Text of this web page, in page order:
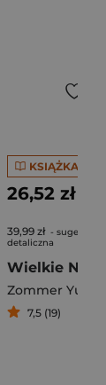
KSIĄŻKA
26,52 zł
39,99 zł -
detaliczna
Zommer Yuval
7,5 (19)